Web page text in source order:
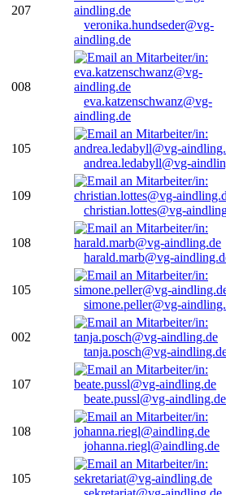
207
veronika.hundseder@vg-
aindling.de
008
eva.katzenschwanz@vg-
aindling.de
105
andrea.ledabyll@vg-
109
christian.lottes@vg-
108
harald.marb@vg-
105
simone.peller@vg-
002
tanja.posch@vg-
107
beate.pussl@vg-aindling.de
108
johanna.riegl@aindling.de
105